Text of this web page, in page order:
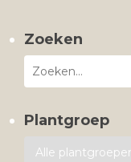
Zoeken
Plantgroep